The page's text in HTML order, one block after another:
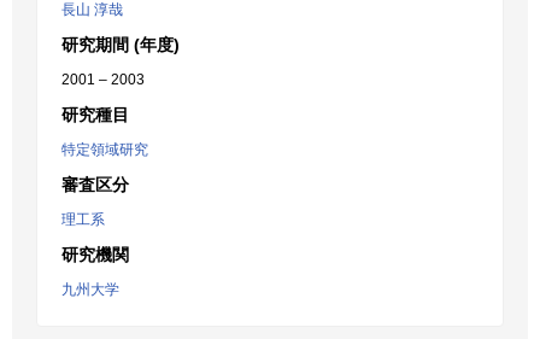
長山 淳哉
研究期間 (年度)
2001 – 2003
研究種目
特定領域研究
審査区分
理工系
研究機関
九州大学